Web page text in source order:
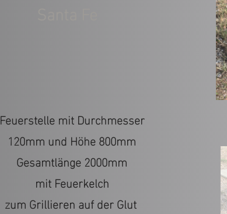
Feuerstelle mit Durchmesser
120mm und Höhe 800mm
Gesamtlänge 2000mm
mit Feuerkelch
zum Grillieren auf der Glut